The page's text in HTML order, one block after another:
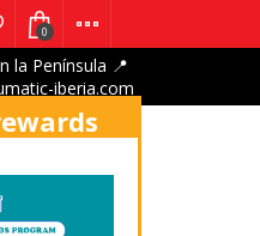
la Península 📍
iberia.com
0